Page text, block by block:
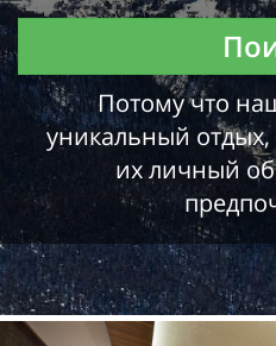
Потому что
уникальный
их личный